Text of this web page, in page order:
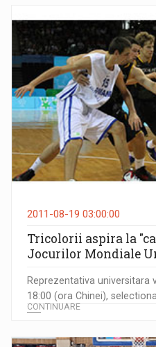
2011-08-19 03:00:00
Tricolorii aspira la
Jocurilor Mondiale
Reprezentativa universitara
18:00 (ora Chinei),
CONTINUARE